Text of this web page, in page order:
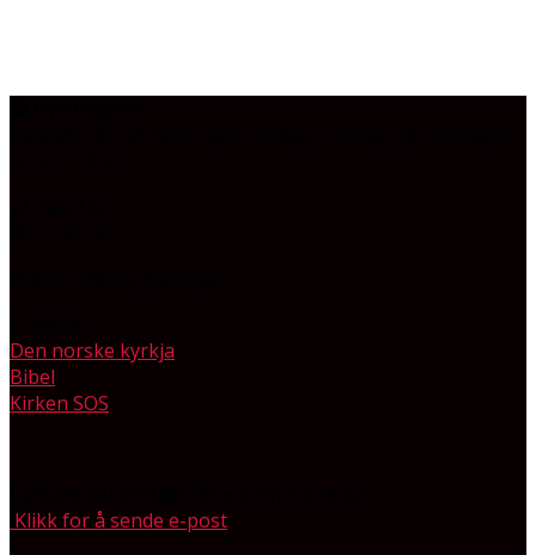
Den norske kyrkja
Bibel
Kirken SOS
Klikk for å sende e-post